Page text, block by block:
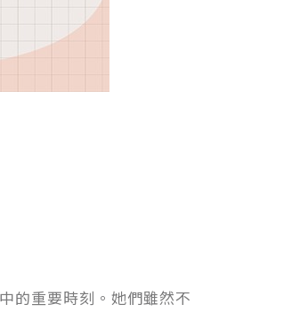
的重要時刻。她們雖然不